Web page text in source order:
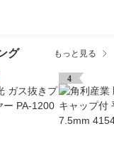
グ もっと見る
4